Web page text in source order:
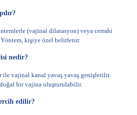
(vajinal dilatasyon) veya cerrahi
kişiye özel belirlenir.
nedir?
ile vajinal kanal yavaş yavaş genişletilir.
bir vajina oluşturulabilir.
edilir?